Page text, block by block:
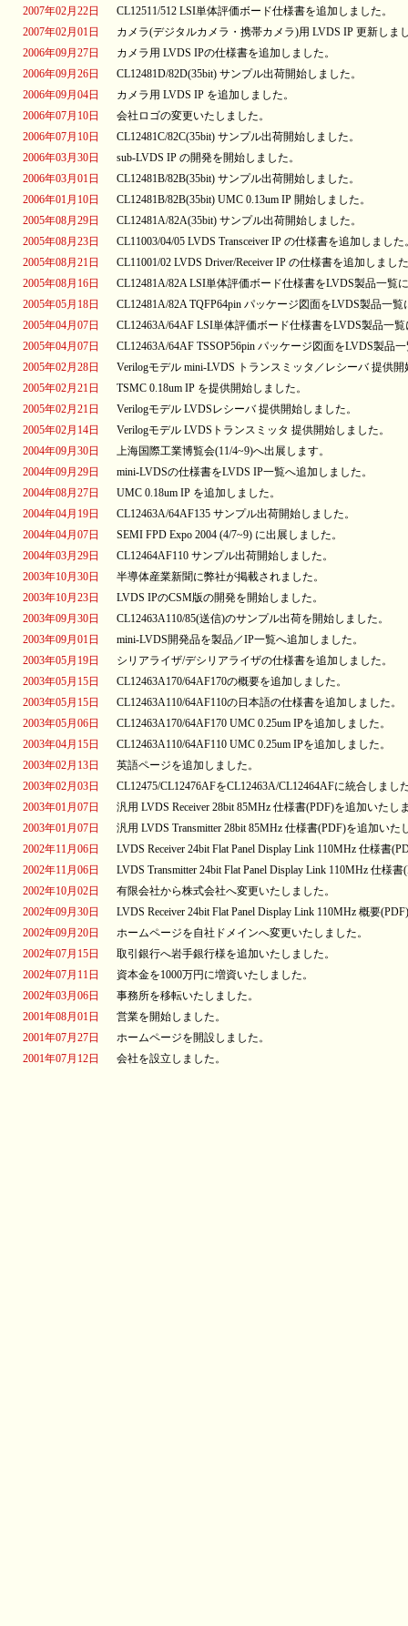
2007年02月22日
CL12511/512 LSI単体評価ボード仕様書を追加しました。
2007年02月01日
カメラ(デジタルカメラ・携帯カメラ)用 LVDS IP 更新しま
2006年09月27日
カメラ用 LVDS IPの仕様書を追加しました。
2006年09月26日
CL12481D/82D(35bit) サンプル出荷開始しました。
2006年09月04日
カメラ用 LVDS IP を追加しました。
2006年07月10日
会社ロゴの変更いたしました。
2006年07月10日
CL12481C/82C(35bit) サンプル出荷開始しました。
2006年03月30日
sub-LVDS IP の開発を開始しました。
2006年03月01日
CL12481B/82B(35bit) サンプル出荷開始しました。
2006年01月10日
CL12481B/82B(35bit) UMC 0.13um IP 開始しました。
2005年08月29日
CL12481A/82A(35bit) サンプル出荷開始しました。
2005年08月23日
CL11003/04/05 LVDS Transceiver IP の仕様書を追加しました
2005年08月21日
CL11001/02 LVDS Driver/Receiver IP の仕様書を追加しまし
2005年08月16日
CL12481A/82A LSI単体評価ボード仕様書をLVDS製品一覧
2005年05月18日
CL12481A/82A TQFP64pin パッケージ図面をLVDS製品一
2005年04月07日
CL12463A/64AF LSI単体評価ボード仕様書をLVDS製品一
2005年04月07日
CL12463A/64AF TSSOP56pin パッケージ図面をLVDS製品
2005年02月28日
Verilogモデル mini-LVDS トランスミッタ／レシーバ 提供
2005年02月21日
TSMC 0.18um IP を提供開始しました。
2005年02月21日
Verilogモデル LVDSレシーバ 提供開始しました。
2005年02月14日
Verilogモデル LVDSトランスミッタ 提供開始しました。
2004年09月30日
上海国際工業博覧会(11/4~9)へ出展します。
2004年09月29日
mini-LVDSの仕様書をLVDS IP一覧へ追加しました。
2004年08月27日
UMC 0.18um IP を追加しました。
2004年04月19日
CL12463A/64AF135 サンプル出荷開始しました。
2004年04月07日
SEMI FPD Expo 2004 (4/7~9) に出展しました。
2004年03月29日
CL12464AF110 サンプル出荷開始しました。
2003年10月30日
半導体産業新聞に弊社が掲載されました。
2003年10月23日
LVDS IPのCSM版の開発を開始しました。
2003年09月30日
CL12463A110/85(送信)のサンプル出荷を開始しました。
2003年09月01日
mini-LVDS開発品を製品／IP一覧へ追加しました。
2003年05月19日
シリアライザ/デシリアライザの仕様書を追加しました。
2003年05月15日
CL12463A170/64AF170の概要を追加しました。
2003年05月15日
CL12463A110/64AF110の日本語の仕様書を追加しました。
2003年05月06日
CL12463A170/64AF170 UMC 0.25um IPを追加しました。
2003年04月15日
CL12463A110/64AF110 UMC 0.25um IPを追加しました。
2003年02月13日
英語ページを追加しました。
2003年02月03日
CL12475/CL12476AFをCL12463A/CL12464AFに統合しまし
2003年01月07日
汎用 LVDS Receiver 28bit 85MHz 仕様書(PDF)を追加いたし
2003年01月07日
汎用 LVDS Transmitter 28bit 85MHz 仕様書(PDF)を追加いた
2002年11月06日
LVDS Receiver 24bit Flat Panel Display Link 110MHz 仕様書
2002年11月06日
LVDS Transmitter 24bit Flat Panel Display Link 110MHz 仕様
2002年10月02日
有限会社から株式会社へ変更いたしました。
2002年09月30日
LVDS Receiver 24bit Flat Panel Display Link 110MHz 概要
2002年09月20日
ホームページを自社ドメインへ変更いたしました。
2002年07月15日
取引銀行へ岩手銀行様を追加いたしました。
2002年07月11日
資本金を1000万円に増資いたしました。
2002年03月06日
事務所を移転いたしました。
2001年08月01日
営業を開始しました。
2001年07月27日
ホームページを開設しました。
2001年07月12日
会社を設立しました。